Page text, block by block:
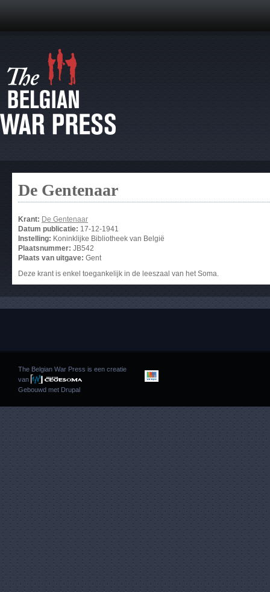
De Gentenaar
Krant: De Gentenaar
Datum publicatie: 17-12-1941
Instelling: Koninklijke Bibliotheek van België
Plaatsnummer: JB542
Plaats van uitgave: Gent
Deze krant is enkel toegankelijk in de leeszaal van het Soma.
The Belgian War Press is een creatie
van
Gebouwd met Drupal